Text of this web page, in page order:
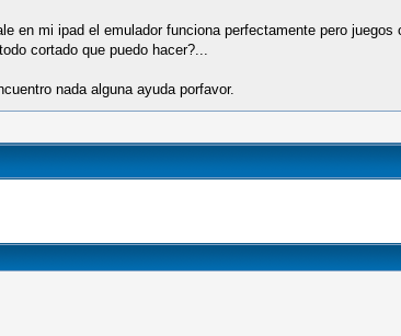
en mi ipad el emulador funciona perfectamente pero
cortado que puedo hacer?...
nada alguna ayuda porfavor.